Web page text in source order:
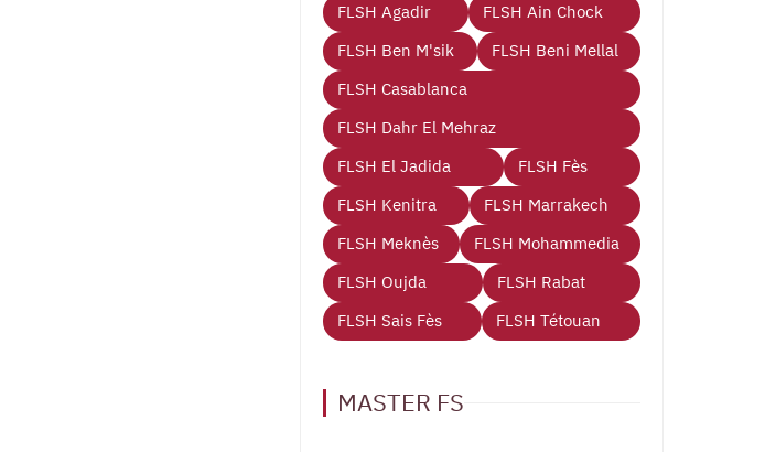
FLSH Agadir
FLSH Ain Chock
FLSH Ben M'sik
FLSH Beni Mellal
FLSH Casablanca
FLSH Dahr El Mehraz
FLSH El Jadida
FLSH Fès
FLSH Kenitra
FLSH Marrakech
FLSH Meknès
FLSH Mohammedia
FLSH Oujda
FLSH Rabat
FLSH Sais Fès
FLSH Tétouan
MASTER FS